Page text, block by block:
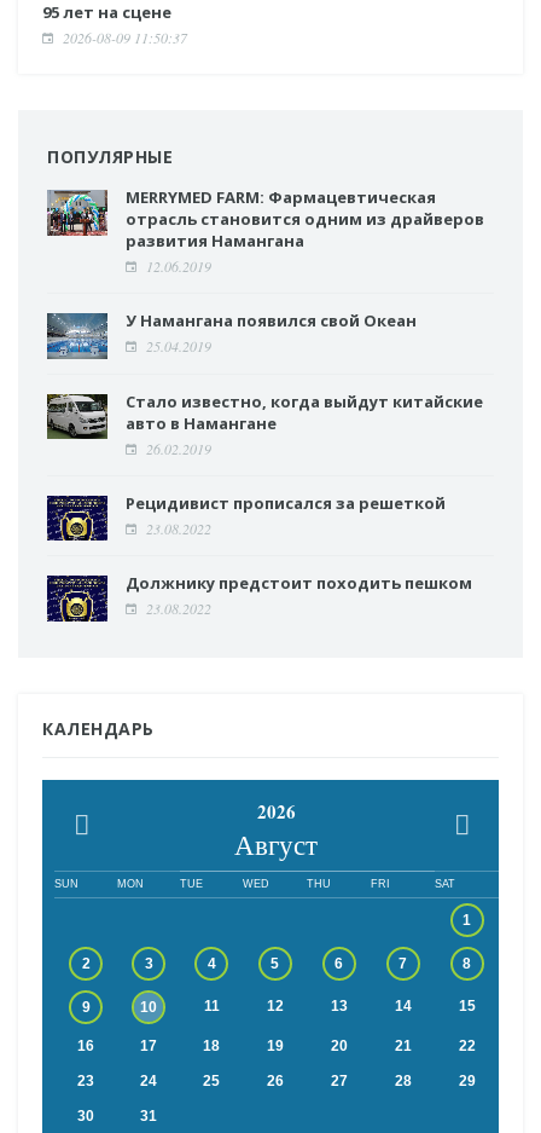
95 лет на сцене
2026-08-09 11:50:37
ПОПУЛЯРНЫЕ
MERRYMED FARM: Фармацевтическая
отрасль становится одним из драйверов
развития Намангана
12.06.2019
У Намангана появился свой Океан
25.04.2019
Стало известно, когда выйдут китайские
авто в Намангане
26.02.2019
Рецидивист прописался за решеткой
23.08.2022
Должнику предстоит походить пешком
23.08.2022
КАЛЕНДАРЬ
2026
Август
SUN MON TUE WED THU FRI SAT
1
2 3 4 5 6 7 8
9 10 11 12 13 14 15
16 17 18 19 20 21 22
23 24 25 26 27 28 29
30 31